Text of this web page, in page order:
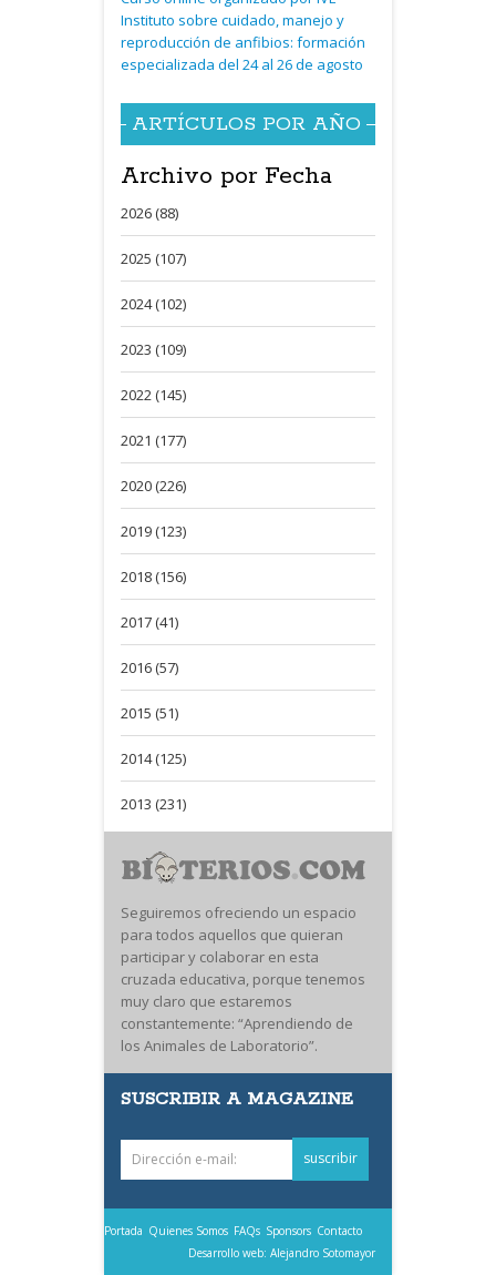
Instituto sobre cuidado, manejo y
reproducción de anfibios: formación
especializada del 24 al 26 de agosto
ARTÍCULOS POR AÑO
Archivo por Fecha
2026 (88)
2025 (107)
2024 (102)
2023 (109)
2022 (145)
2021 (177)
2020 (226)
2019 (123)
2018 (156)
2017 (41)
2016 (57)
2015 (51)
2014 (125)
2013 (231)
Seguiremos ofreciendo un espacio
para todos aquellos que quieran
participar y colaborar en esta
cruzada educativa, porque tenemos
muy claro que estaremos
constantemente: “Aprendiendo de
los Animales de Laboratorio”.
SUSCRIBIR A MAGAZINE
Portada Quienes Somos FAQs Sponsors Contacto
Desarrollo web: Alejandro Sotomayor